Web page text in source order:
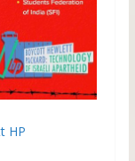
HP